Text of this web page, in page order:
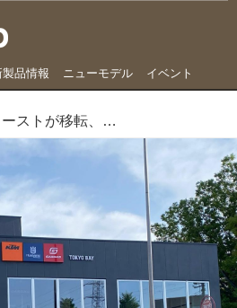
製品情報 ニューモデル イベント
KTM東京イーストが移転、KTM TOKYO BAYとしてリニューアルオープン